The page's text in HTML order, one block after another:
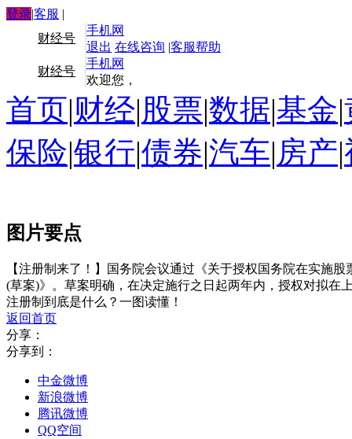
登录|客服 |
手机网
财经号
退出 在线咨询 |客服帮助
手机网
财经号
欢迎您，
首页|财经|股票|数据|基金|
保险|银行|债券|汽车|房产|
图片要点
【注册制来了！】国务院会议通过《关于授权国务院在实施
(草案)》。草案明确，在决定施行之日起两年内，授权对拟在
注册制到底是什么？一图读懂！
返回首页
分享：
分享到：
中金微博
新浪微博
腾讯微博
QQ空间